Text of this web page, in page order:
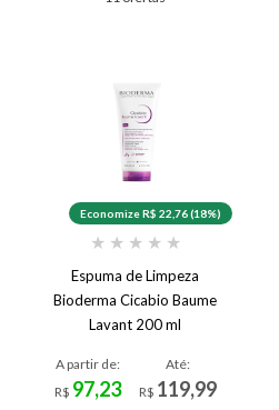
Economize R$ 22,76 (18%)
★ ★ ★ ★ ★
Espuma de Limpeza
Bioderma Cicabio Baume
Lavant 200 ml
A partir de:
R$ 97,23
Até:
R$ 119,99